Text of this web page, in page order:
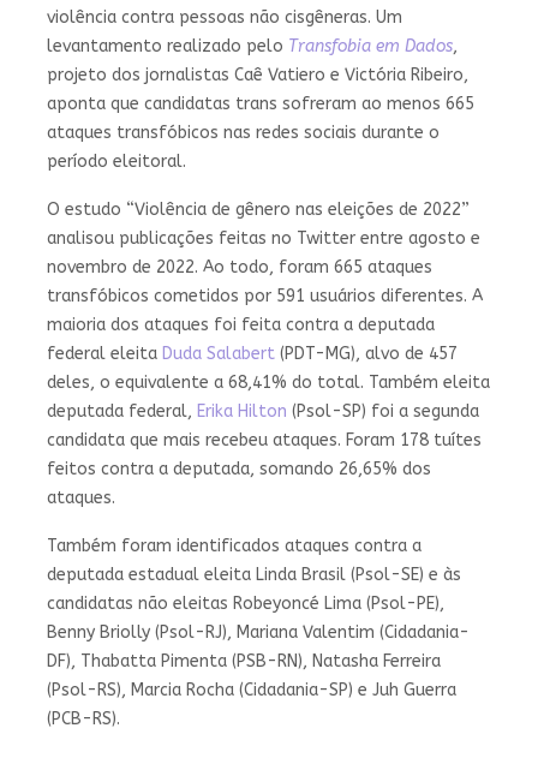
violência contra pessoas não cisgêneras. Um
levantamento realizado pelo Transfobia em Dados,
projeto dos jornalistas Caê Vatiero e Victória Ribeiro,
aponta que candidatas trans sofreram ao menos 665
ataques transfóbicos nas redes sociais durante o
período eleitoral.
O estudo “Violência de gênero nas eleições de 2022”
analisou publicações feitas no Twitter entre agosto e
novembro de 2022. Ao todo, foram 665 ataques
transfóbicos cometidos por 591 usuários diferentes. A
maioria dos ataques foi feita contra a deputada
federal eleita Duda Salabert (PDT-MG), alvo de 457
deles, o equivalente a 68,41% do total. Também eleita
deputada federal, Erika Hilton (Psol-SP) foi a segunda
candidata que mais recebeu ataques. Foram 178 tuítes
feitos contra a deputada, somando 26,65% dos
ataques.
Também foram identificados ataques contra a
deputada estadual eleita Linda Brasil (Psol-SE) e às
candidatas não eleitas Robeyoncé Lima (Psol-PE),
Benny Briolly (Psol-RJ), Mariana Valentim (Cidadania-
DF), Thabatta Pimenta (PSB-RN), Natasha Ferreira
(Psol-RS), Marcia Rocha (Cidadania-SP) e Juh Guerra
(PCB-RS).